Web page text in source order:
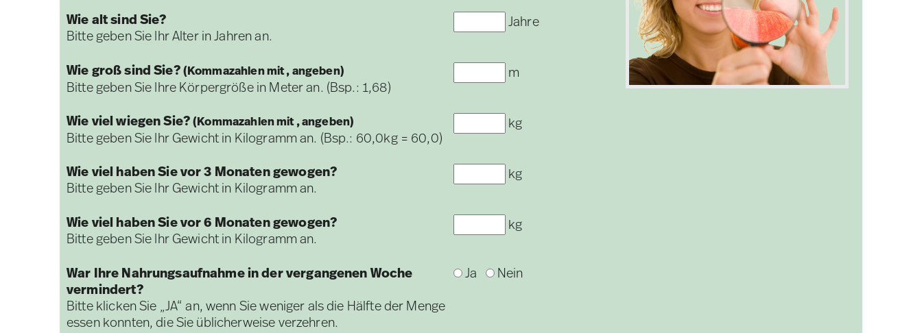
Wie alt sind Sie?
Bitte geben Sie Ihr Alter in Jahren an.
Jahre
Wie groß sind Sie?(Kommazahlen mit , angeben)
Bitte geben Sie Ihre Körpergröße in Meter an. (Bsp.: 1,68)
m
Wie viel wiegen Sie?(Kommazahlen mit , angeben)
Bitte geben Sie Ihr Gewicht in Kilogramm an. (Bsp.: 60,0kg = 60,0)
kg
Wie viel haben Sie vor 3 Monaten gewogen?
Bitte geben Sie Ihr Gewicht in Kilogramm an.
kg
Wie viel haben Sie vor 6 Monaten gewogen?
Bitte geben Sie Ihr Gewicht in Kilogramm an.
kg
War Ihre Nahrungsaufnahme in der vergangenen Woche
vermindert?
Bitte klicken Sie „JA“ an, wenn Sie weniger als die Hälfte der Menge
essen konnten, die Sie üblicherweise verzehren.
Ja Nein